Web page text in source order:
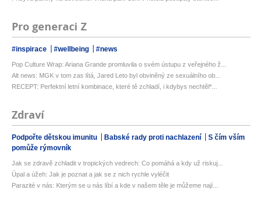
Pro generaci Z
#inspirace #wellbeing #news
Pop Culture Wrap: Ariana Grande promluvila o svém ústupu z veřejného ž...
Alt news: MGK v tom zas lítá, Jared Leto byl obviněný ze sexuálního ob...
RECEPT: Perfektní letní kombinace, které tě zchladí, i kdybys nechtěl*...
Zdraví
Podpořte dětskou imunitu Babské rady proti nachlazení
S čím vším
pomůže rýmovník
Jak se zdravě zchladit v tropických vedrech: Co pomáhá a kdy už riskuj...
Úpal a úžeh: Jak je poznat a jak se z nich rychle vyléčit
Parazité v nás: Kterým se u nás líbí a kde v našem těle je můžeme nají...